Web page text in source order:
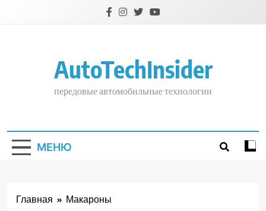
AutoTechInsider
передовые автомобильные технологии
МЕНЮ
Главная Макароны